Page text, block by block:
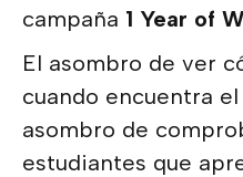
campaña 1 Year of
El asombro de ver
cuando encuentra
asombro de
estudiantes que